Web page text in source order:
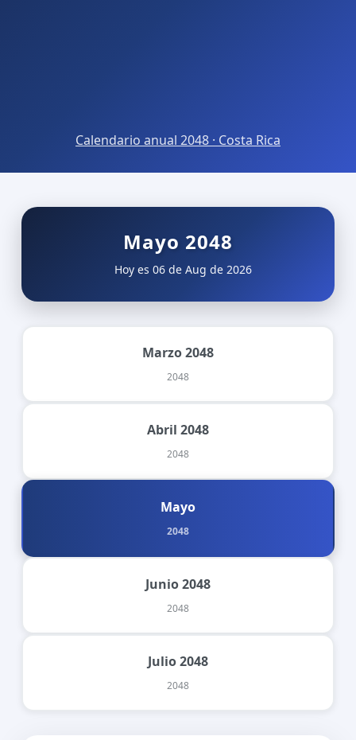
Calendario anual 2048 · Costa Rica
Mayo 2048
Hoy es 06 de Aug de 2026
Marzo 2048
2048
Abril 2048
2048
Mayo
2048
Junio 2048
2048
Julio 2048
2048